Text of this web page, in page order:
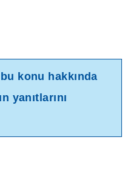
konu hakkında
yanıtlarını